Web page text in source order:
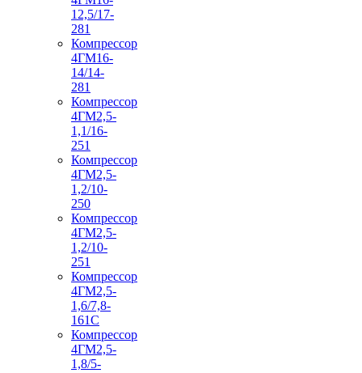
12,5/17-
281
Компрессор
4ГМ16-
14/14-
281
Компрессор
4ГМ2,5-
1,1/16-
251
Компрессор
4ГМ2,5-
1,2/10-
250
Компрессор
4ГМ2,5-
1,2/10-
251
Компрессор
4ГМ2,5-
1,6/7,8-
161С
Компрессор
4ГМ2,5-
1,8/5-